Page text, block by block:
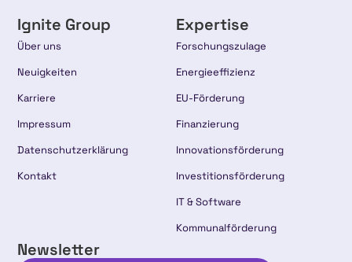
Ignite Group
Über uns
Neuigkeiten
Karriere
Impressum
Datenschutzerklärung
Kontakt
Expertise
Forschungszulage
Energieeffizienz
EU-Förderung
Finanzierung
Innovationsförderung
Investitionsförderung
IT & Software
Kommunalförderung
Newsletter